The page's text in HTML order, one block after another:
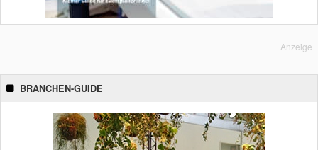
Anzeige
BRANCHEN-GUIDE